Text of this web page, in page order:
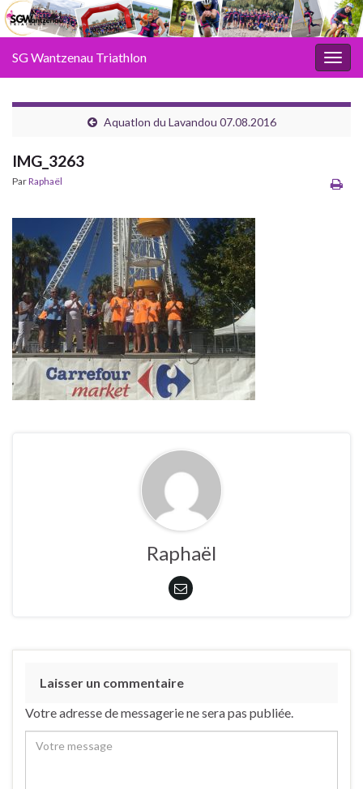
SG Wantzenau Triathlon
Aquatlon du Lavandou 07.08.2016
IMG_3263
ParRaphaël
Raphaël
Laisser un commentaire
Votre adresse de messagerie ne sera pas publiée.